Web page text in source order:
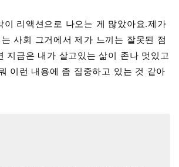
이 리액션으로 나오는 게 많았아요.제가
사회 그거에서 제가 느끼는 잘못된 점
지금은 내가 살고있는 삶이 존나 멋있고
이런 내용에 좀 집중하고 있는 것 같아